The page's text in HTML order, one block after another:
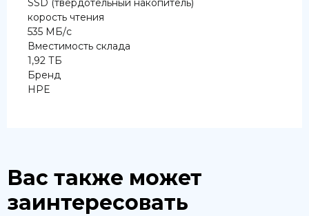
SSD (твердотельный накопитель)
корость чтения
535 МБ/с
Вместимость склада
1,92 ТБ
Бренд
HPE
Вас также может
заинтересовать